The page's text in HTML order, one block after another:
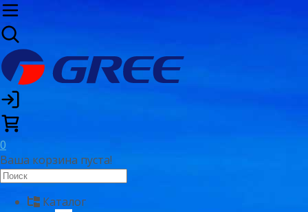
0
Ваша корзина пуста!
Каталог